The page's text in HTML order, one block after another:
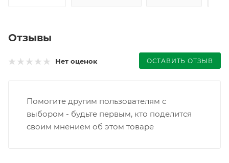
Отзывы
Нет оценок ОСТАВИТЬ ОТЗЫВ
Помогите другим пользователям с
выбором - будьте первым, кто поделится
своим мнением об этом товаре